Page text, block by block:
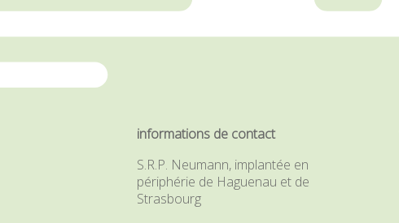
informations de contact
S.R.P. Neumann, implantée en
périphérie de Haguenau et de
Strasbourg